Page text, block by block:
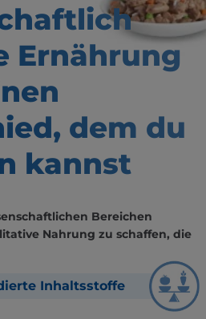
Ernährung
dem du
kannst
Bereichen
Nahrung zu schaffen, die
Inhaltsstoffe